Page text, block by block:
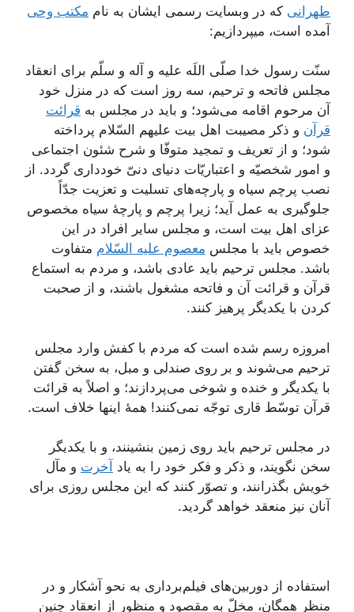
طهرانی که در وبسایت رسمی ایشان به نام مکتب وحی
آمده است، میپردازیم:
سنّت رسول خدا صلّی اللَه علیه و آله و سلّم برای انعقاد
مجلس فاتحه و ترحیم، سه روز است که در منزل خود
آن مرحوم اقامه می‌شود؛ و باید در مجلس به قرائت
قرآن و ذکر مصیبت اهل بیت علیهم السّلام پرداخته
شود؛ و از تعریف و تمجید متوفّا و شرح شئون اجتماعی
و امور شخصیّه و اعتباریّات دنیای دنیّ خودداری گردد. از
نصب پرچم سیاه و پارچه‌های تسلیت و تعزیت جدّاً
جلوگیری به عمل آید؛ زیرا پرچم و پارچۀ سیاه مخصوص
عزای اهل‌ بیت است، و مجلس سایر افراد در این
خصوص باید با مجلس معصوم علیه السّلام متفاوت
باشد. مجلس ترحیم باید عادی باشد، و مردم به استماع
قرآن و قرائت آن و فاتحه مشغول باشند، و از صحبت
کردن با یکدیگر پرهیز کنند.
امروزه رسم شده است که مردم با کفش وارد مجلس
ترحیم می‌شوند و بر روی صندلی و مبل، به سخن گفتن
با یکدیگر و خنده و شوخی می‌پردازند؛ و اصلاً به قرائت
قرآن توسّط قاری توجّه نمی‌کنند! همۀ اینها خلاف است.
در مجلس ترحیم باید روی زمین بنشینند، و با یکدیگر
سخن نگویند، و ذکر و فکر خود را به یاد آخرت و مآل
خویش بگذرانند، و تصوّر کنند که این مجلس روزی برای
آنان نیز منعقد خواهد گردید.
استفاده از دوربین‌های فیلم‌برداری به نحو آشکار و در
منظر همگان، مخلّ به مقصود و منظور از انعقاد چنین